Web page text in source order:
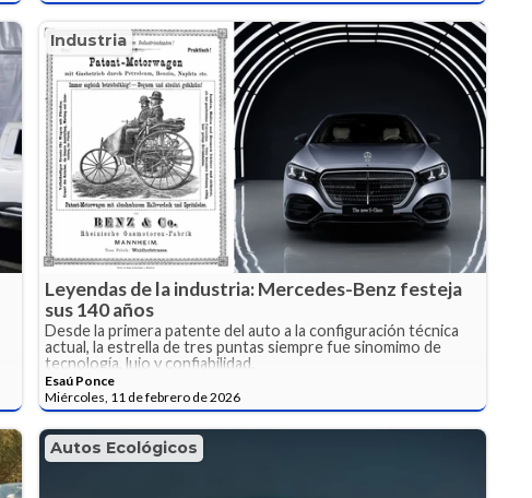
Industria
Leyendas de la industria: Mercedes-Benz festeja
sus 140 años
Desde la primera patente del auto a la configuración técnica
actual, la estrella de tres puntas siempre fue sinomimo de
tecnología, lujo y confiabilidad.
Esaú Ponce
Miércoles, 11 de febrero de 2026
Autos Ecológicos